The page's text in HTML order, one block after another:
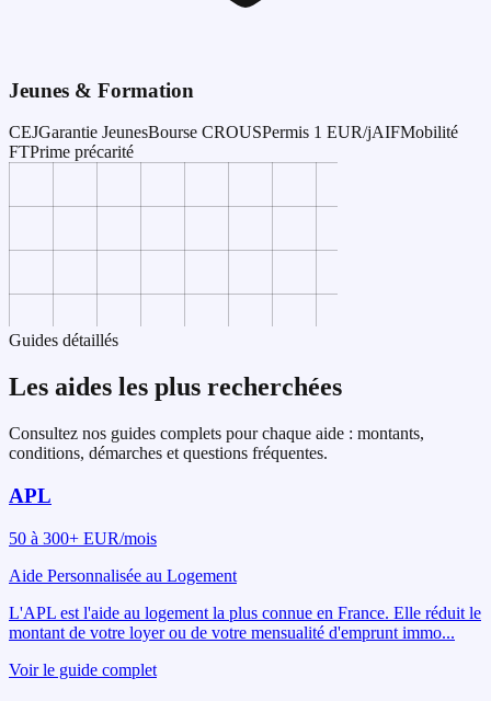
Jeunes & Formation
CEJGarantie JeunesBourse CROUSPermis 1 EUR/jAIFMobilité
FTPrime précarité
Guides détaillés
Les aides les plus recherchées
Consultez nos guides complets pour chaque aide : montants,
conditions, démarches et questions fréquentes.
APL
50 à 300+ EUR/mois
Aide Personnalisée au Logement
L'APL est l'aide au logement la plus connue en France. Elle réduit le
montant de votre loyer ou de votre mensualité d'emprunt immo...
Voir le guide complet